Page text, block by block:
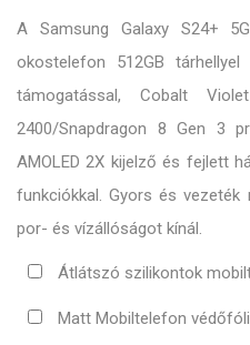
A Samsung Galaxy S24+
okostelefon 512GB
támogatással, Cobalt
2400/Snapdragon 8 Gen 3
AMOLED 2X kijelző és fejlett
funkciókkal. Gyors és vezeték
por- és vízállóságot kínál.
Átlátszó szilikontok
Matt Mobiltelefon